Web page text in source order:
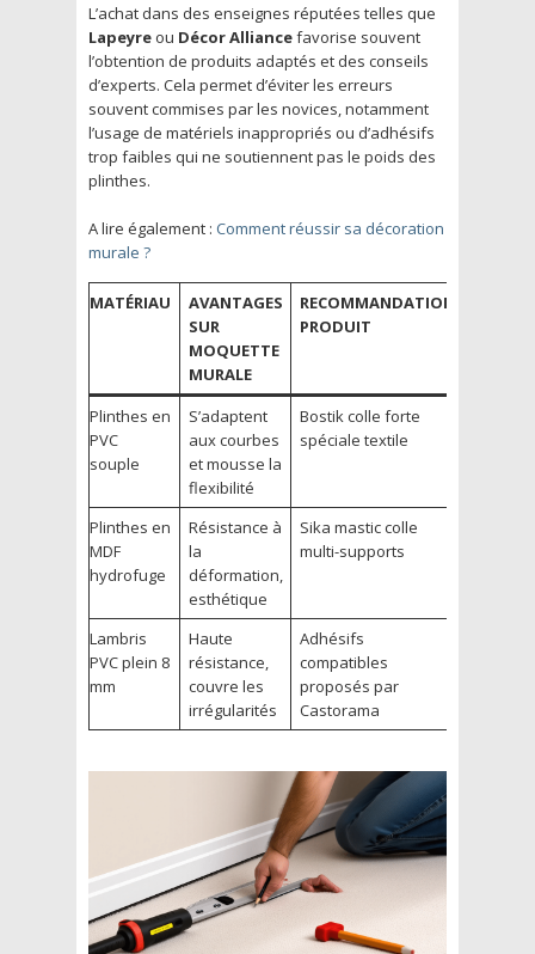
L’achat dans des enseignes réputées telles que
Lapeyre ou Décor Alliancefavorise souvent
l’obtention de produits adaptés et des conseils
d’experts. Cela permet d’éviter les erreurs
souvent commises par les novices, notamment
l’usage de matériels inappropriés ou d’adhésifs
trop faibles qui ne soutiennent pas le poids des
plinthes.
A lire également : Comment réussir sa décoration
murale ?
MATÉRIAU
AVANTAGES
SUR
MOQUETTE
MURALE
RECOMMANDATION
PRODUIT
Plinthes en
PVC
souple
S’adaptent
aux courbes
et mousse la
flexibilité
Bostik colle forte
spéciale textile
Plinthes en
MDF
hydrofuge
Résistance à
la
déformation,
esthétique
Sika mastic colle
multi-supports
Lambris
PVC plein 8
mm
Haute
résistance,
couvre les
irrégularités
Adhésifs
compatibles
proposés par
Castorama